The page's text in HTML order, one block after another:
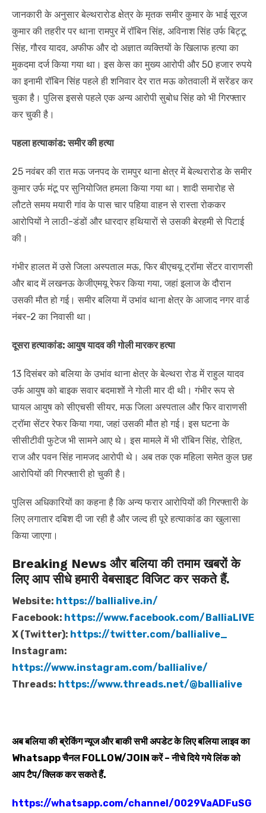
जानकारी के अनुसार बेल्थरारोड क्षेत्र के मृतक समीर कुमार के भाई सूरज
कुमार की तहरीर पर थाना रामपुर में रॉबिन सिंह, अविनाश सिंह उर्फ बिट्टू
सिंह, गौरव यादव, अफीफ और दो अज्ञात व्यक्तियों के खिलाफ हत्या का
मुकदमा दर्ज किया गया था। इस केस का मुख्य आरोपी और 50 हजार रुपये
का इनामी रॉबिन सिंह पहले ही शनिवार देर रात मऊ कोतवाली में सरेंडर कर
चुका है। पुलिस इससे पहले एक अन्य आरोपी सुबोध सिंह को भी गिरफ्तार
कर चुकी है।
पहला हत्याकांड: समीर की हत्या
25 नवंबर की रात मऊ जनपद के रामपुर थाना क्षेत्र में बेल्थरारोड के समीर
कुमार उर्फ मंटू पर सुनियोजित हमला किया गया था। शादी समारोह से
लौटते समय मयारी गांव के पास चार पहिया वाहन से रास्ता रोककर
आरोपियों ने लाठी-डंडों और धारदार हथियारों से उसकी बेरहमी से पिटाई
की।
गंभीर हालत में उसे जिला अस्पताल मऊ, फिर बीएचयू ट्रॉमा सेंटर वाराणसी
और बाद में लखनऊ केजीएमयू रेफर किया गया, जहां इलाज के दौरान
उसकी मौत हो गई। समीर बलिया में उभांव थाना क्षेत्र के आजाद नगर वार्ड
नंबर-2 का निवासी था।
दूसरा हत्याकांड: आयुष यादव की गोली मारकर हत्या
13 दिसंबर को बलिया के उभांव थाना क्षेत्र के बेल्थरा रोड में राहुल यादव
उर्फ आयुष को बाइक सवार बदमाशों ने गोली मार दी थी। गंभीर रूप से
घायल आयुष को सीएचसी सीयर, मऊ जिला अस्पताल और फिर वाराणसी
ट्रॉमा सेंटर रेफर किया गया, जहां उसकी मौत हो गई। इस घटना के
सीसीटीवी फुटेज भी सामने आए थे। इस मामले में भी रॉबिन सिंह, रोहित,
राज और पवन सिंह नामजद आरोपी थे। अब तक एक महिला समेत कुल छह
आरोपियों की गिरफ्तारी हो चुकी है।
पुलिस अधिकारियों का कहना है कि अन्य फरार आरोपियों की गिरफ्तारी के
लिए लगातार दबिश दी जा रही है और जल्द ही पूरे हत्याकांड का खुलासा
किया जाएगा।
Breaking News और बलिया की तमाम खबरों के
लिए आप सीधे हमारी वेबसाइट विजिट कर सकते हैं.
Website: https://ballialive.in/
Facebook: https://www.facebook.com/BalliaLIVE
X (Twitter): https://twitter.com/ballialive_
Instagram:
https://www.instagram.com/ballialive/
Threads: https://www.threads.net/@ballialive
अब बलिया की ब्रेकिंग न्यूज और बाकी सभी अपडेट के लिए बलिया लाइव का
WhatsappचैनलFOLLOW/JOINकरें – नीचे दिये गये लिंक को
आप टैप/क्लिक कर सकते हैं.
https://whatsapp.com/channel/0029VaADFuSG